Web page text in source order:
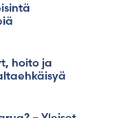
hoito ja